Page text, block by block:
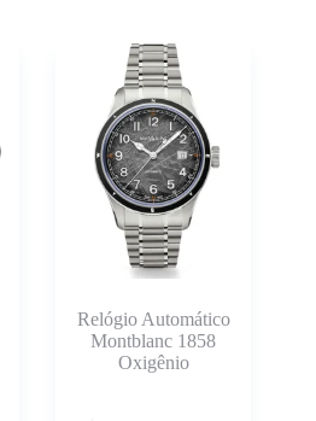
Relógio Automático
Montblanc 1858
Oxigênio